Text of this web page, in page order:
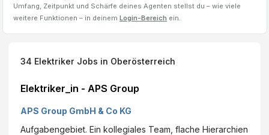
Umfang, Zeitpunkt und Schärfe deines Agenten stellst du – wie viele
weitere Funktionen – in deinem Login-Bereich ein.
34 Elektriker Jobs in Oberösterreich
Elektriker_in - APS Group
APS Group GmbH & Co KG
Aufgabengebiet. Ein kollegiales Team, flache Hierarchien